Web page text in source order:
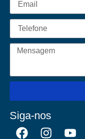
Siga-nos